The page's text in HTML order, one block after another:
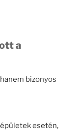
a
bizonyos
esetén,